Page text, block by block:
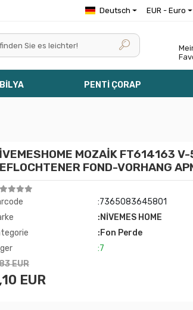
Deutsch EUR - Euro
PENTİ ÇORAP
MOZAİK FT614163
FOND-VORHANG
:7365083645801
:NİVEMES HOME
:Fon Perde
:7
EUR
EUR